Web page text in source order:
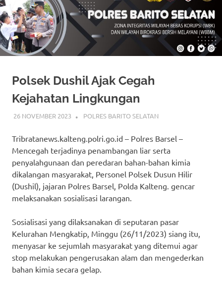
content
Polsek Dushil Ajak Cegah
Kejahatan Lingkungan
26 NOVEMBER 2023 ADMIN_POLRESBARSEL
POLRES BARITO SELATAN
Tribratanews.kalteng.polri.go.id – Polres Barsel –
Mencegah terjadinya penambangan liar serta
penyalahgunaan dan peredaran bahan-bahan kimia
dikalangan masyarakat, Personel Polsek Dusun Hilir
(Dushil), jajaran Polres Barsel, Polda Kalteng. gencar
melaksanakan sosialisasi larangan.
Sosialisasi yang dilaksanakan di seputaran pasar
Kelurahan Mengkatip, Minggu (26/11/2023) siang itu,
menyasar ke sejumlah masyarakat yang ditemui agar
stop melakukan pengerusakan alam dan mengederkan
bahan kimia secara gelap.